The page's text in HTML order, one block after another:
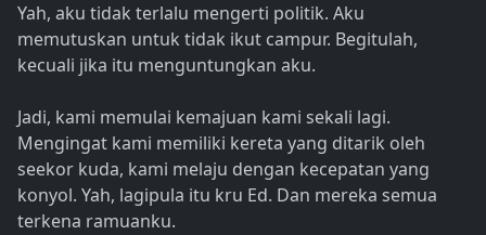
Yah, aku tidak terlalu mengerti politik. Aku
memutuskan untuk tidak ikut campur. Begitulah,
kecuali jika itu menguntungkan aku.
Jadi, kami memulai kemajuan kami sekali lagi.
Mengingat kami memiliki kereta yang ditarik oleh
seekor kuda, kami melaju dengan kecepatan yang
konyol. Yah, lagipula itu kru Ed. Dan mereka semua
terkena ramuanku.